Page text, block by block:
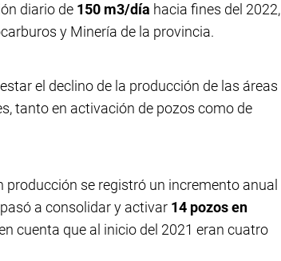
diario de 150 m3/día hacia fines del 2022,
y Minería de la provincia.
el declino de la producción de las áreas
tanto en activación de pozos como de
se registró un incremento anual
a consolidar y activar 14 pozos en
cuenta que al inicio del 2021 eran cuatro